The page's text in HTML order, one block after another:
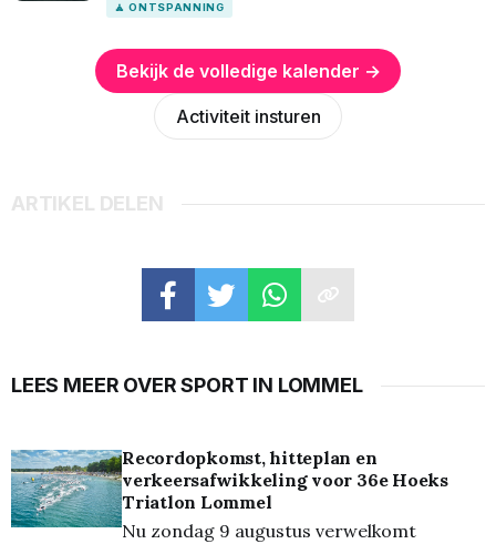
🧘 ONTSPANNING
Bekijk de volledige kalender →
Activiteit insturen
ARTIKEL DELEN
LEES MEER OVER SPORT IN LOMMEL
Recordopkomst, hitteplan en
verkeersafwikkeling voor 36e Hoeks
Triatlon Lommel
Nu zondag 9 augustus verwelkomt